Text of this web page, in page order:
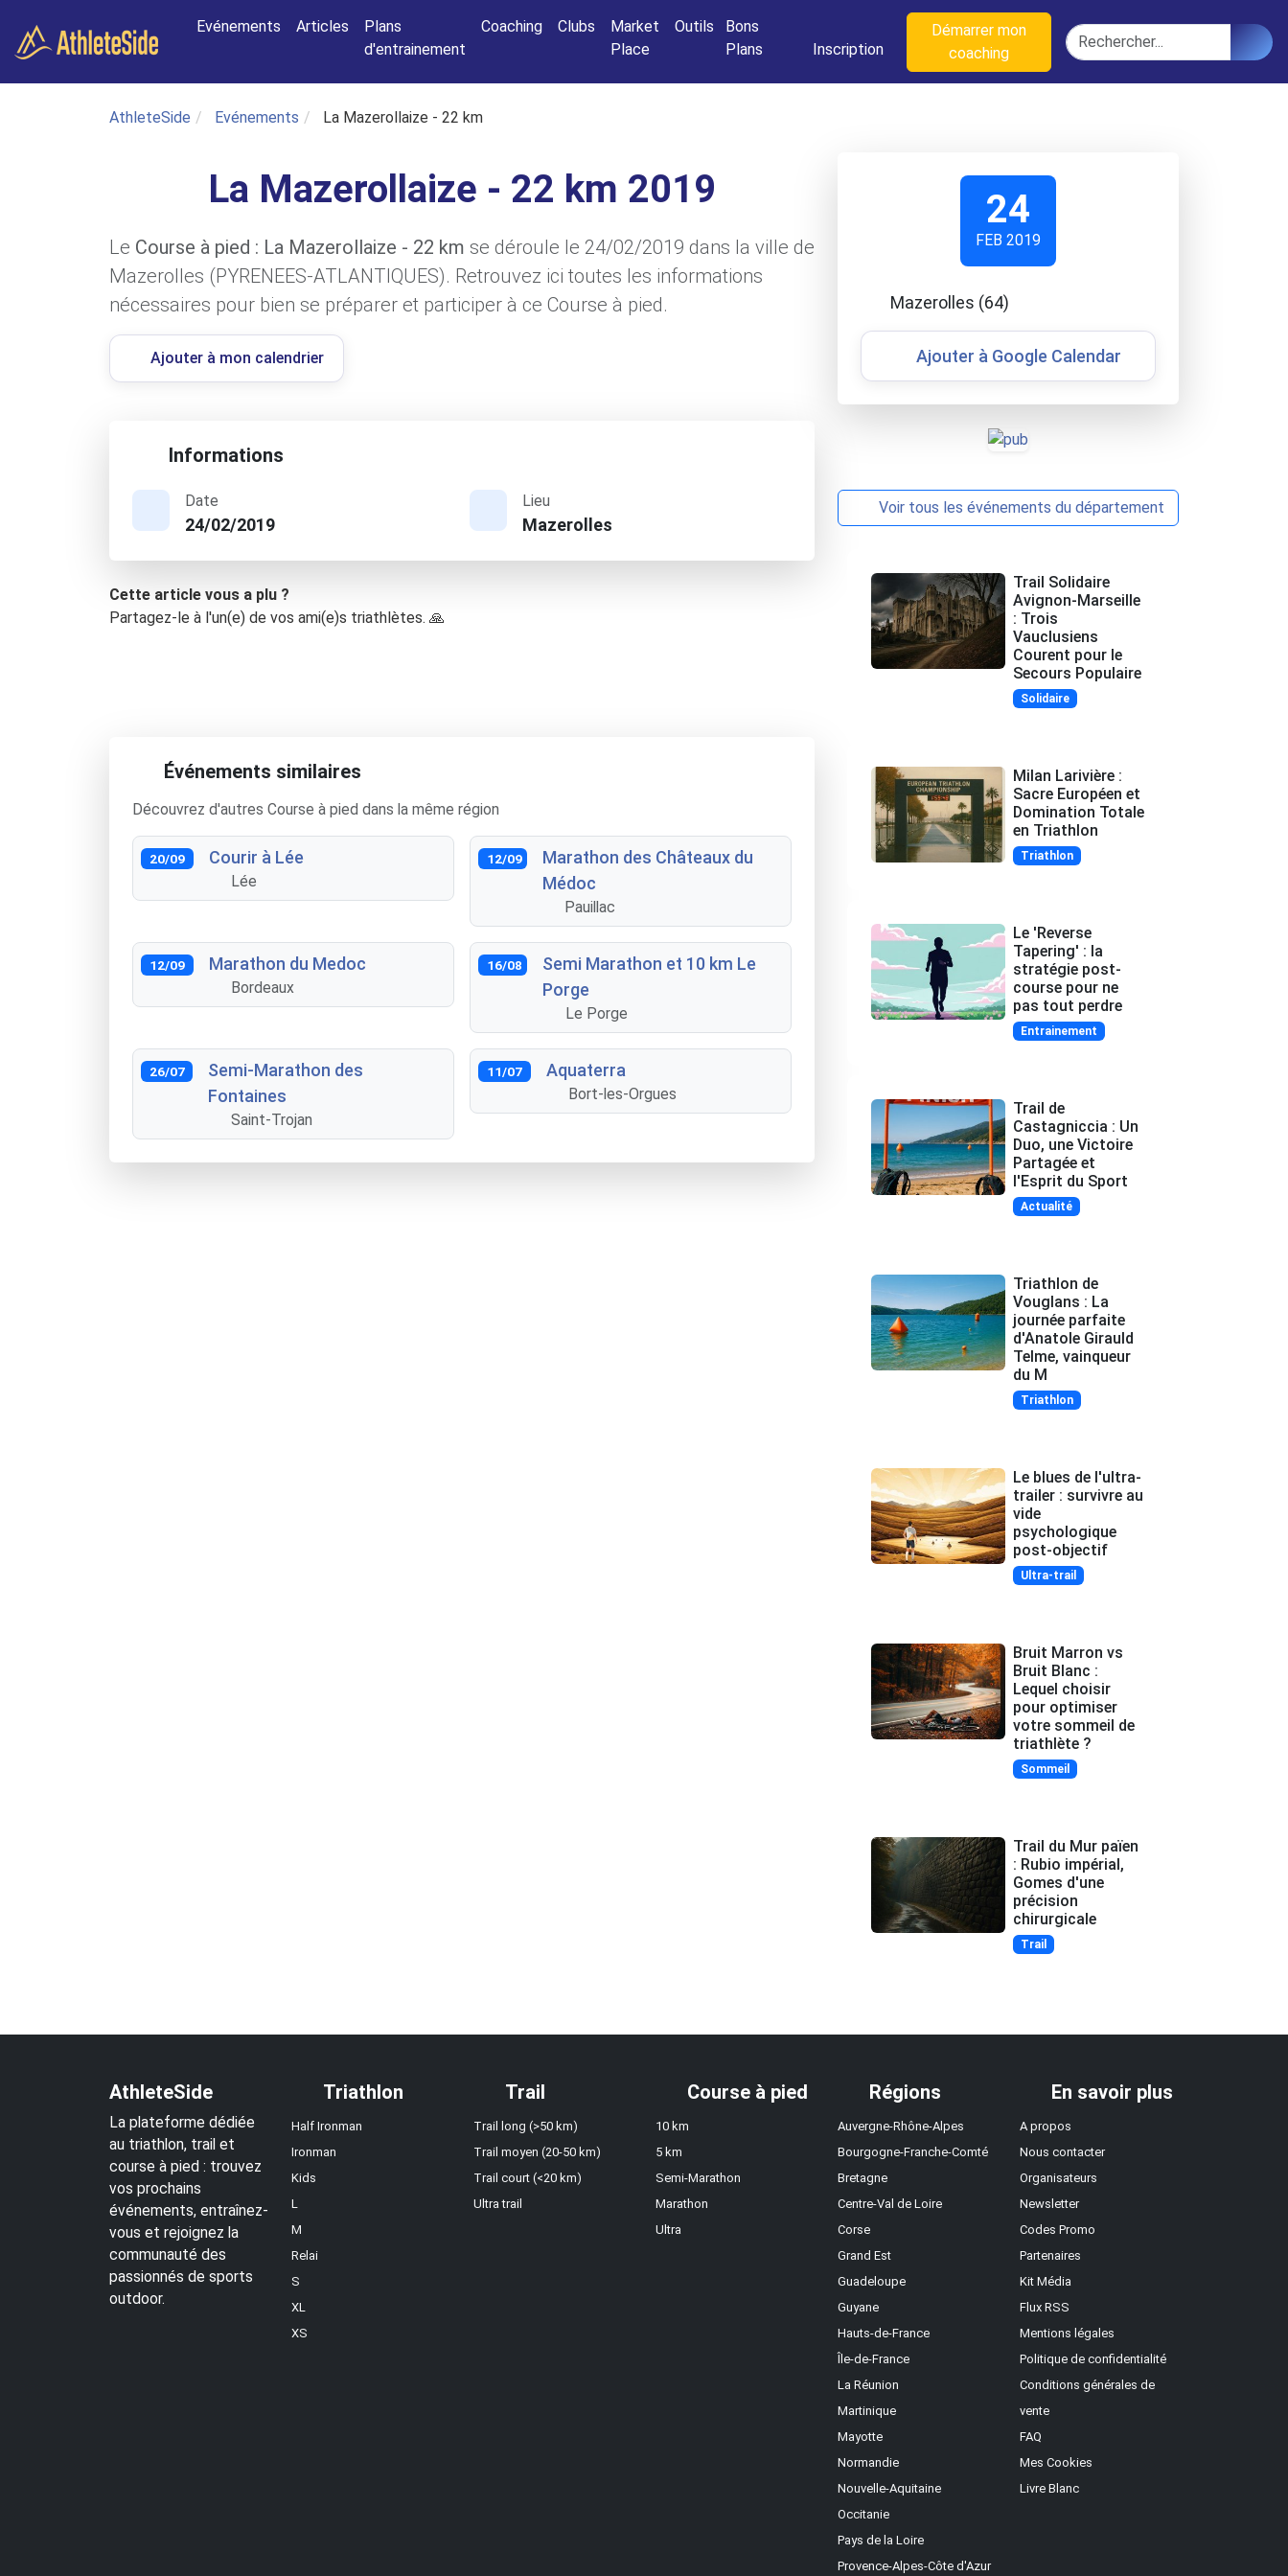
Evénements
Articles
Plans
d'entrainement
Coaching Clubs
Market
Place
Outils
Bons
Plans
Inscription
Démarrer mon
coaching
Rechercher
AthleteSide Evénements La Mazerollaize - 22 km
La Mazerollaize - 22 km 2019
Le Course à pied : La Mazerollaize - 22 km se déroule le 24/02/2019 dans la ville de
Mazerolles (PYRENEES-ATLANTIQUES). Retrouvez ici toutes les informations
nécessaires pour bien se préparer et participer à ce Course à pied.
Ajouter à mon calendrier
Informations
Date
24/02/2019
Lieu
Mazerolles
Cette article vous a plu ?
Partagez-le à l'un(e) de vos ami(e)s triathlètes. 🙏
Événements similaires
Découvrez d'autres Course à pied dans la même région
20/09 Courir à Lée
Lée
12/09
Marathon des Châteaux du
Médoc
Pauillac
12/09 Marathon du Medoc
Bordeaux
16/08
Semi Marathon et 10 km Le
Porge
Le Porge
26/07
Semi-Marathon des
Fontaines
Saint-Trojan
11/07 Aquaterra
Bort-les-Orgues
24
FEB 2019
Mazerolles (64)
Ajouter à Google Calendar
Voir tous les événements du département
Trail Solidaire
Avignon-Marseille
: Trois
Vauclusiens
Courent pour le
Secours Populaire
Solidaire
Milan Larivière :
Sacre Européen et
Domination Totale
en Triathlon
Triathlon
Le 'Reverse
Tapering' : la
stratégie post-
course pour ne
pas tout perdre
Entrainement
Trail de
Castagniccia : Un
Duo, une Victoire
Partagée et
l'Esprit du Sport
Actualité
Triathlon de
Vouglans : La
journée parfaite
d'Anatole Girauld
Telme, vainqueur
du M
Triathlon
Le blues de l'ultra-
trailer : survivre au
vide
psychologique
post-objectif
Ultra-trail
Bruit Marron vs
Bruit Blanc :
Lequel choisir
pour optimiser
votre sommeil de
triathlète ?
Sommeil
Trail du Mur païen
: Rubio impérial,
Gomes d'une
précision
chirurgicale
Trail
AthleteSide
La plateforme dédiée
au triathlon, trail et
course à pied : trouvez
vos prochains
événements, entraînez-
vous et rejoignez la
communauté des
passionnés de sports
outdoor.
Triathlon
Half Ironman
Ironman
Kids
L
M
Relai
S
XL
XS
Trail
Trail long (>50 km)
Trail moyen (20-50 km)
Trail court (<20 km)
Ultra trail
Course à pied
10 km
5 km
Semi-Marathon
Marathon
Ultra
Régions
Auvergne-Rhône-Alpes
Bourgogne-Franche-Comté
Bretagne
Centre-Val de Loire
Corse
Grand Est
Guadeloupe
Guyane
Hauts-de-France
Île-de-France
La Réunion
Martinique
Mayotte
Normandie
Nouvelle-Aquitaine
Occitanie
Pays de la Loire
Provence-Alpes-Côte d'Azur
En savoir plus
A propos
Nous contacter
Organisateurs
Newsletter
Codes Promo
Partenaires
Kit Média
Flux RSS
Mentions légales
Politique de confidentialité
Conditions générales de
vente
FAQ
Mes Cookies
Livre Blanc